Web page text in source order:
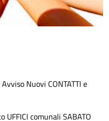
Nuovi CONTATTI e
UFFICI comunali SABATO